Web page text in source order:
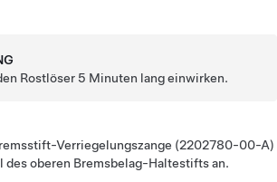
Rostlöser 5 Minuten lang einwirken.
Verriegelungszange (2202780-00-A)
des oberen Bremsbelag-Haltestifts an.